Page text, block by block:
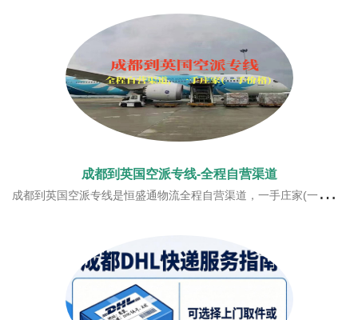
成都到英国空派专线-全程自营渠道
成都到英国空派专线是恒盛通物流全程自营渠道，一手庄家(一手价格)，恒盛通与南航/东航/国航/泰航/美联等航空公司一手庄家，每周稳定直飞航班，近飞近派的方式，提高时效！